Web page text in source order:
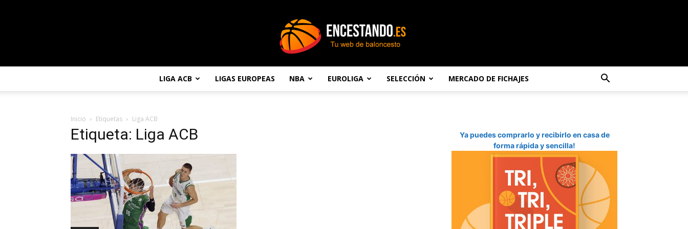
LIGA ACB LIGAS EUROPEAS NBA EUROLIGA SELECCIÓN MERCADO DE FICHAJES
Inicio Etiquetas Liga ACB
Etiqueta: Liga ACB
Ya puedes comprarlo y recibirlo en casa de
forma rápida y sencilla!